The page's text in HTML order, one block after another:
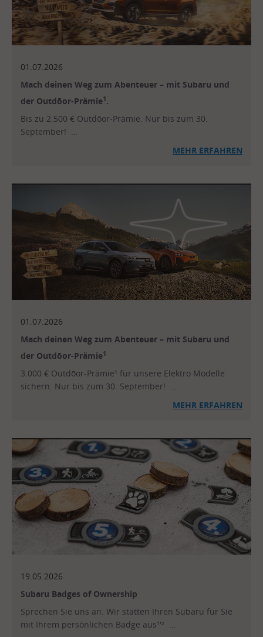
01.07.2026
Mach deinen Weg zum Abenteuer – mit Subaru und
der Outdōor-Prämie1.
Bis zu 2.500 € Outdōor-Prämie. Nur bis zum 30.
September! …
MEHR ERFAHREN
01.07.2026
Mach deinen Weg zum Abenteuer – mit Subaru und
der Outdōor-Prämie1
3.000 € Outdōor-Prämie¹ für unsere Elektro Modelle
sichern. Nur bis zum 30. September! …
MEHR ERFAHREN
19.05.2026
Subaru Badges of Ownership
Sprechen Sie uns an: Wir statten Ihren Subaru für Sie
mit Ihrem persönlichen Badge aus¹'² …